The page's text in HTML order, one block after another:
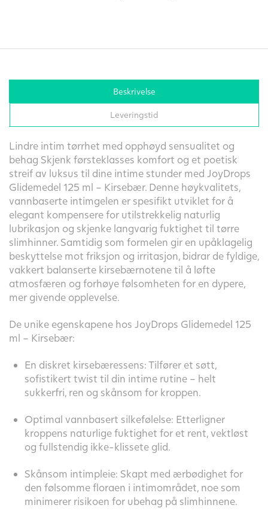
Beskrivelse
Leveringstid
Lindre intim tørrhet med opphøyd sensualitet og
behag Skjenk førsteklasses komfort og et poetisk
streif av luksus til dine intime stunder med JoyDrops
Glidemedel 125 ml – Kirsebær. Denne høykvalitets,
vannbaserte intimgelen er spesifikt utviklet for å
elegant kompensere for utilstrekkelig naturlig
lubrikasjon og skjenke langvarig fuktighet til tørre
slimhinner. Samtidig som formelen gir en upåklagelig
beskyttelse mot friksjon og irritasjon, bidrar de fyldige,
vakkert balanserte kirsebærnotene til å løfte
atmosfæren og forhøye følsomheten for en dypere,
mer givende opplevelse.
De unike egenskapene hos JoyDrops Glidemedel 125
ml – Kirsebær:
En diskret kirsebæressens: Tilfører et søtt,
sofistikert twist til din intime rutine – helt
sukkerfri, ren og skånsom for kroppen.
Optimal vannbasert silkefølelse: Etterligner
kroppens naturlige fuktighet for et rent, vektløst
og fullstendig ikke-klissete glid.
Skånsom intimpleie: Skapt med ærbødighet for
den følsomme floraen i intimområdet, noe som
minimerer risikoen for ubehag på slimhinnene.